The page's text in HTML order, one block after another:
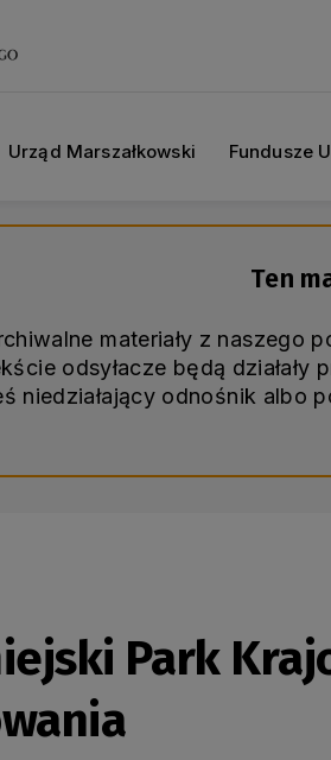
Urząd Marszałkowski Fundusze
Ten
materiały z naszego
odsyłacze będą
niedziałający odnośnik
Park